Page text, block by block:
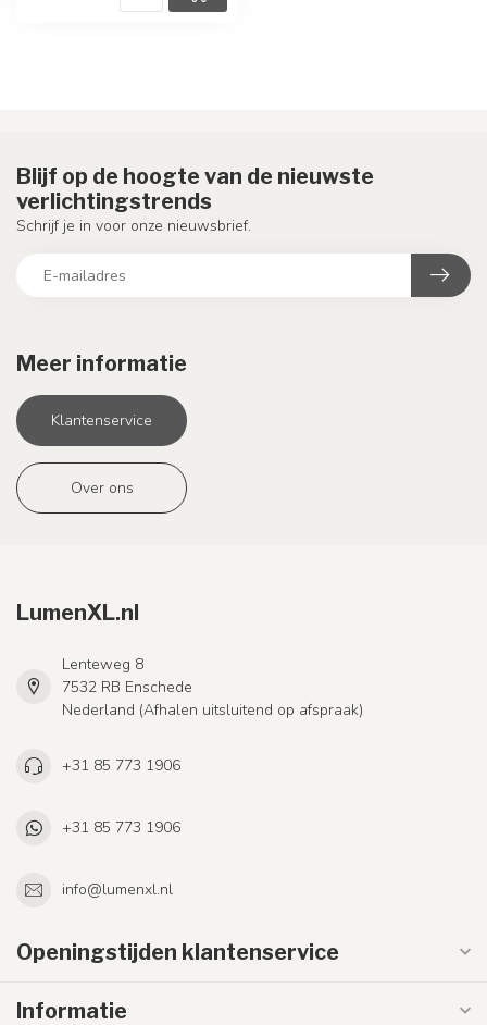
Meer informatie
Klantenservice
Over ons
Blijf op de hoogte van de nieuwste
verlichtingstrends
Schrijf je in voor onze nieuwsbrief.
LumenXL.nl
Lenteweg 8
7532 RB Enschede
Nederland (Afhalen uitsluitend op afspraak)
+31 85 773 1906
+31 85 773 1906
info@lumenxl.nl
Openingstijden klantenservice
Informatie